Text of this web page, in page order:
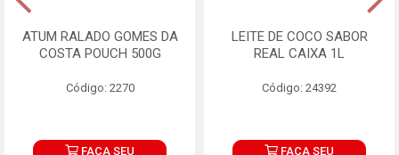
ATUM RALADO GOMES DA
COSTA POUCH 500G
Código: 2270
FAÇA SEU
LEITE DE COCO SABOR
REAL CAIXA 1L
Código: 24392
FAÇA SEU